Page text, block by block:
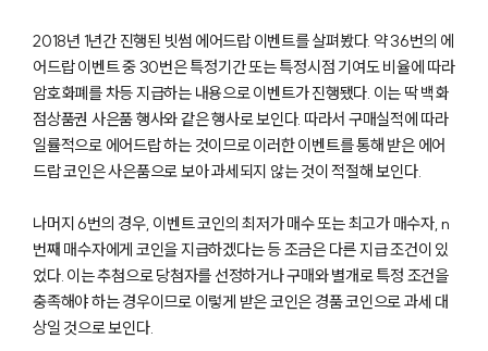
팀소개
2018년 1년간 진행된 빗썸 에어드랍 이벤트를 살펴봤다. 약 36번의 에
어드랍 이벤트 중 30번은 특정기간 또는 특정시점 기여도 비율에 따라
암호화폐를 차등 지급하는 내용으로 이벤트가 진행됐다. 이는 딱 백화
점상품권 사은품 행사와 같은 행사로 보인다. 따라서 구매실적에 따라
일률적으로 에어드랍 하는 것이므로 이러한 이벤트를 통해 받은 에어
드랍 코인은 사은품으로 보아 과세되지 않는 것이 적절해 보인다.
나머지 6번의 경우, 이벤트 코인의 최저가 매수 또는 최고가 매수자, n
번째 매수자에게 코인을 지급하겠다는 등 조금은 다른 지급 조건이 있
었다. 이는 추첨으로 당첨자를 선정하거나 구매와 별개로 특정 조건을
충족해야 하는 경우이므로 이렇게 받은 코인은 경품 코인으로 과세 대
상일 것으로 보인다.